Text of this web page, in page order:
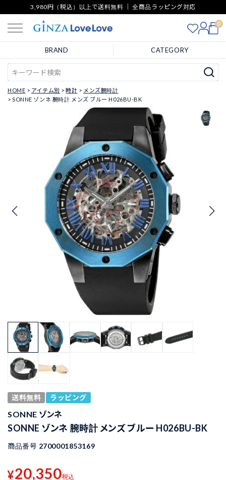
3,980円（税込）以上で送料無料 ｜ 全商品ラッピング対応
0
BRAND CATEGORY
HOME アイテム別 時計
メンズ腕時計
SONNE ゾンネ 腕時計 メンズ ブルー H026BU-BK
送料無料 ラッピング
SONNE ゾンネ
SONNE ゾンネ 腕時計 メンズ ブルー H026BU-BK
商品番号 2700001853169
¥20,350税込